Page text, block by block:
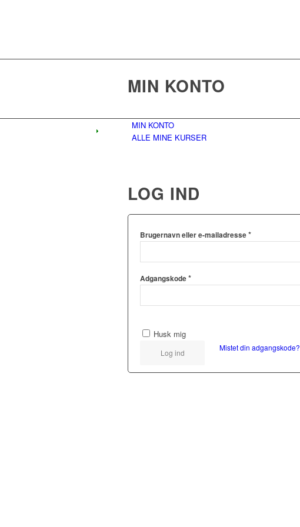
MIN KONTO
MIN KONTO
ALLE MINE KURSER
LOG IND
Brugernavn eller e-mailadresse*
Adgangskode*
Husk mig
Log ind
Mistet din adgangskode?